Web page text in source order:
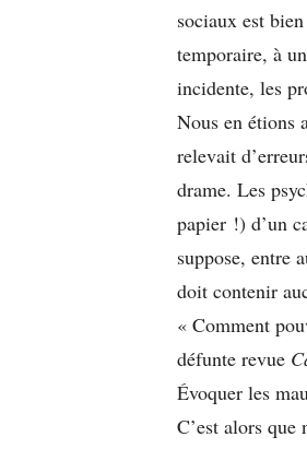
sociaux est
temporaire, à
incidente, les
Nous en étions
relevait
drame. Les
papier !) d’un
suppose, entre
doit contenir
« Comment
défunte revue
Évoquer les
C’est alors que